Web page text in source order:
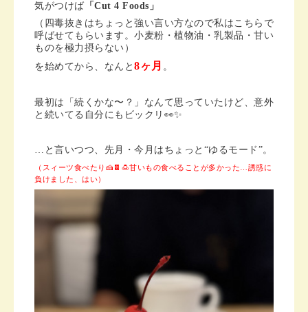
気がつけば 「Cut 4 Foods」
（四毒抜きはちょっと強い言い方なので私はこちらで
呼ばせてもらいます。小麦粉・植物油・乳製品・甘い
ものを極力摂らない）
を始めてから、なんと 8ヶ月 。
最初は「続くかな〜？」なんて思っていたけど、意外
と続いてる自分にもビックリ👀✨
…と言いつつ、先月・今月はちょっと“ゆるモード”。
（スィーツ食べたり🍰🍫🍮甘いもの食べることが多かった…誘惑に
負けました、はい）